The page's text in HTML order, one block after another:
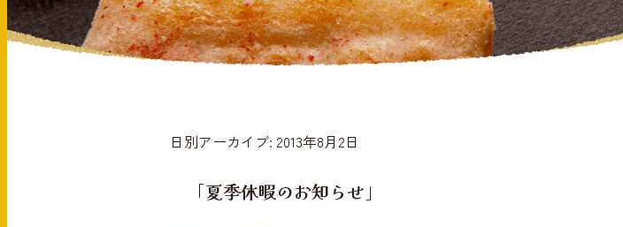
日別アーカイブ: 2013年8月2日
「夏季休暇のお知らせ」